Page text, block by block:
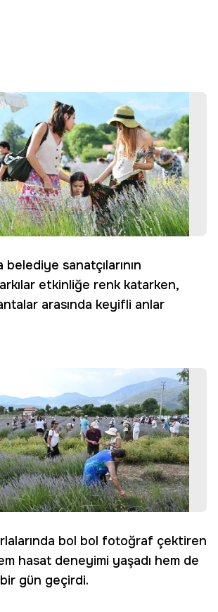
sanatçılarının
etkinliğe renk katarken,
arasında keyifli anlar
bol bol fotoğraf çektiren
hasat deneyimi yaşadı hem de
gün geçirdi.